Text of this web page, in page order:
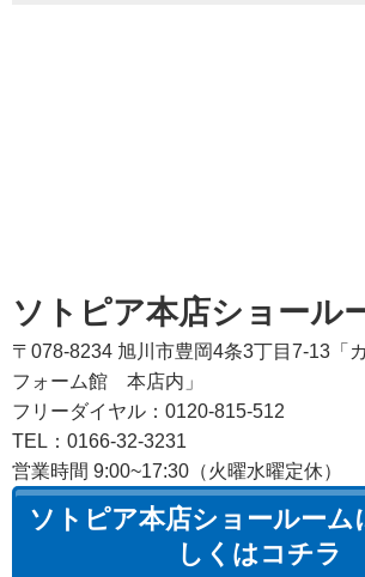
ソトピア本店ショール
〒078-8234 旭川市豊岡4条3丁目7-13「
フォーム館 本店内」
フリーダイヤル：0120-815-512
TEL：0166-32-3231
営業時間 9:00~17:30（火曜水曜定休）
ソトピア本店ショールーム
しくはコチラ